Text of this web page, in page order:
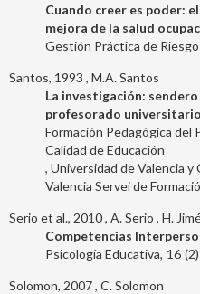
Cuando creer es poder:
mejora de la salud
Gestión Práctica de
Santos, 1993 M.A. Santos
La investigación:
profesorado universitario
Formación Pedagógica
Calidad de Educación
Universidad de Valencia y
Valencia Servei de
Serio et al., 2010 A. Serio H.
Competencias
Psicología Educativa 16 2
Solomon, 2007 C. Solomon